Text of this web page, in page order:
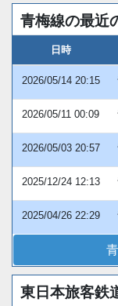
青梅線の最近
日時
2026/05/14 20:15
2026/05/11 00:09
2026/05/03 20:57
2025/12/24 12:13
2025/04/26 22:29
東日本旅客鉄